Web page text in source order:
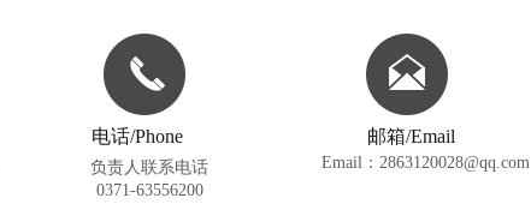
电话/Phone 邮箱/Email
Email： 2863120028@qq.com
负责人联系电话
0371-63556200